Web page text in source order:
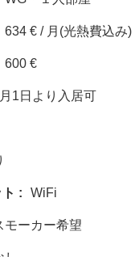
634 € / 月(光熱費込み)
600 €
1日より入居可
WiFi
モーカー希望